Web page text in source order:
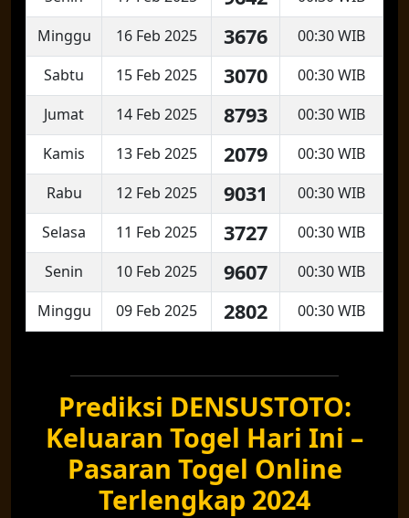
Minggu
16 Feb 2025 3676
00:30 WIB
Sabtu
15 Feb 2025 3070
00:30 WIB
Jumat
14 Feb 2025 8793
00:30 WIB
Kamis
13 Feb 2025 2079
00:30 WIB
Rabu
12 Feb 2025 9031
00:30 WIB
Selasa
11 Feb 2025 3727
00:30 WIB
Senin
10 Feb 2025 9607
00:30 WIB
Minggu
09 Feb 2025 2802 00:30 WIB
Prediksi DENSUSTOTO:
Keluaran Togel Hari Ini –
Pasaran Togel Online
Terlengkap 2024